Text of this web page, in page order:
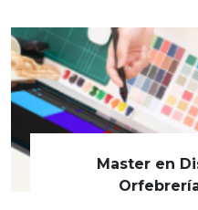
Master en